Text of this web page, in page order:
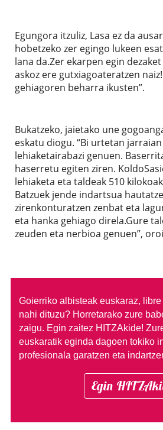
Egungora itzuliz, Lasa ez da
hobetzeko zer egingo lukeen
lana da.Zer ekarpen egin
askoz ere gutxiagoateratzen
gehiagoren beharra ikusten”.
Bukatzeko, jaietako une
eskatu diogu. “Bi urtetan
lehiaketairabazi genuen.
haserretu egiten ziren.
lehiaketa eta taldeak 510
Batzuek jende indartsua
zirenkonturatzen zenbat eta
eta hanka gehiago direla.Gure
zeuden eta nerbioa genuen”,
Goierriko albisteak euskaraz,
nahi dituzu? Horretarako zure
zaigu. Egin zaitez HITZAkide!
euskaratik eginda dagoen tokiko
profesionala garatzen eta
Egin